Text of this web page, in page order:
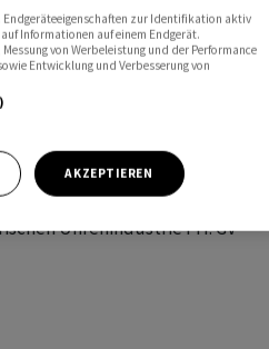
2025/26
Summit
und Länderexamen Schweiz
Uhrenindustrie FH: GV
zur Identifikation aktiv
Informationen auf einem Endgerät.
von Werbeleistung und der Performance
Entwicklung und Verbesserung von
AKZEPTIEREN